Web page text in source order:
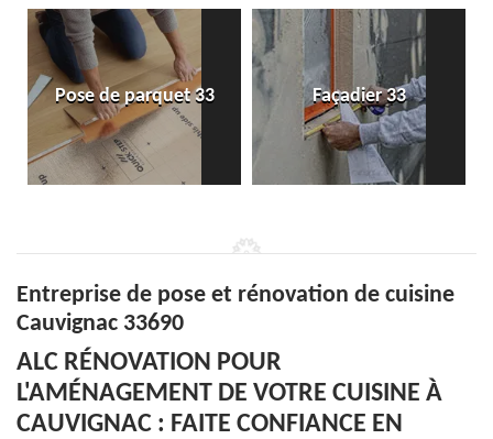
Pose de parquet 33 Façadier 33
Entreprise de pose et rénovation de cuisine
Cauvignac 33690
ALC RÉNOVATION POUR
L'AMÉNAGEMENT DE VOTRE CUISINE À
CAUVIGNAC : FAITE CONFIANCE EN